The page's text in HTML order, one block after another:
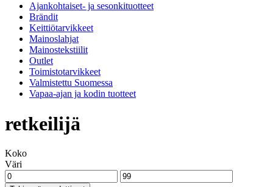
Ajankohtaiset- ja sesonkituotteet
Brändit
Keittiötarvikkeet
Mainoslahjat
Mainostekstiilit
Outlet
Toimistotarvikkeet
Valmistettu Suomessa
Vapaa-ajan ja kodin tuotteet
retkeilijä
Koko
Väri